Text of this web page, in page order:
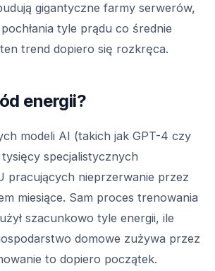
gigantyczne farmy serwerów,
tyle prądu co średnie
trend dopiero się rozkręca.
energii?
modeli AI (takich jak GPT-4 czy
specjalistycznych
pracujących nieprzerwanie przez
miesiące. Sam proces trenowania
szacunkowo tyle energii, ile
domowe zużywa przez
to dopiero początek.